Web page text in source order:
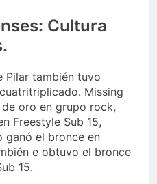
Cultura
Pilar también tuvo
Missing
oro en grupo rock,
Freestyle Sub 15,
ganó el bronce en
e obtuvo el bronce
15.